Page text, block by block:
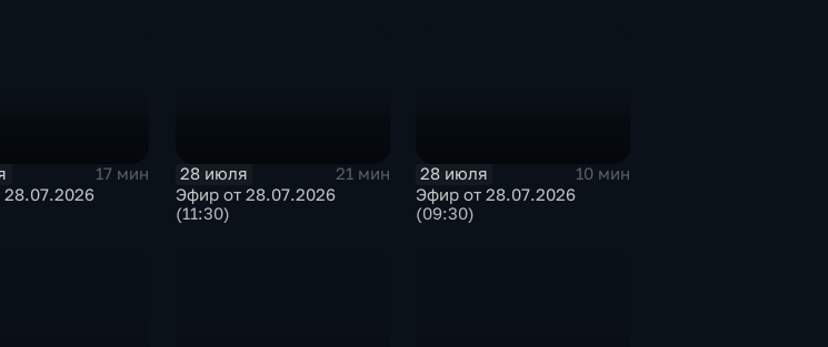
17 мин
28.07.2026
28 июля
21 мин
Эфир от 28.07.2026
(11:30)
28 июля
10 мин
Эфир от 28.07.2026
(09:30)